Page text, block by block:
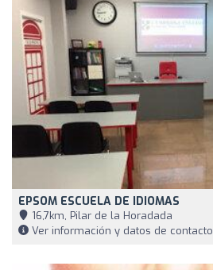
EPSOM ESCUELA DE IDIOMAS
16,7km, Pilar de la Horadada
Ver información y datos de contacto